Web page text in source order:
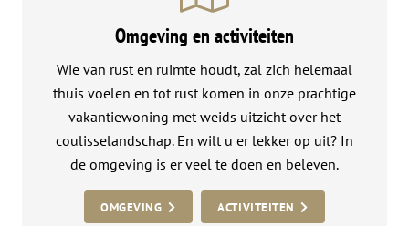
Omgeving en activiteiten
Wie van rust en ruimte houdt, zal zich helemaal
thuis voelen en tot rust komen in onze prachtige
vakantiewoning met weids uitzicht over het
coulisselandschap. En wilt u er lekker op uit? In
de omgeving is er veel te doen en beleven.
OMGEVING ACTIVITEITEN